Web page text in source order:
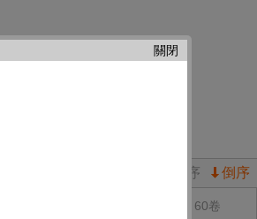
倒序
正序
60卷
關閉